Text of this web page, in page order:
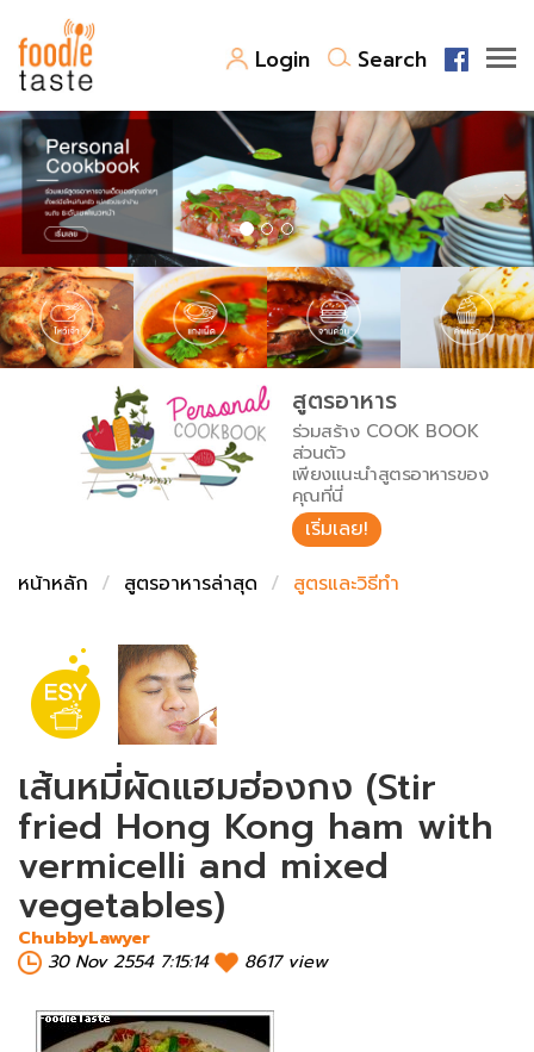
Login Search
สูตรอาหาร
สูตรอาหารล่าสุด
Top Foodie
พาไปชิม
สารพันก้นครัว
เคล็ดลับน่ารู้
เปรียบเทียบหน่วยการตวง
เปรียบเทียบอุณหภูมิ
เปรียบเทียบน้ำหนักวัตถุดิบ
FoodPedia
สร้าง Cookbook
สูตรอาหาร
ร่วมสร้าง COOK BOOK
ส่วนตัว
เพียงแนะนำสูตรอาหารของ
คุณที่นี่
เริ่มเลย!
หน้าหลัก
สูตรอาหารล่าสุด สูตรและวิธีทำ
เส้นหมี่ผัดแฮมฮ่องกง (Stir
fried Hong Kong ham with
vermicelli and mixed
vegetables)
ChubbyLawyer
30 Nov 2554 7:15:14
8617 view